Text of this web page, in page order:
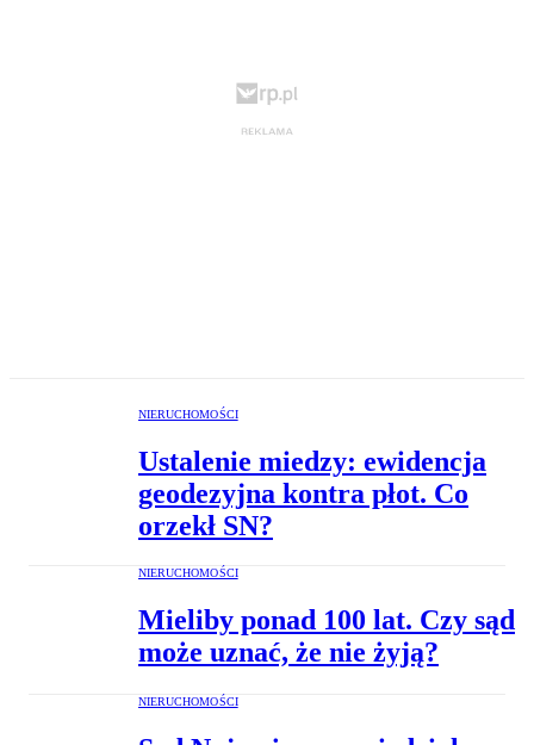
NIERUCHOMOŚCI
Ustalenie miedzy: ewidencja
geodezyjna kontra płot. Co
orzekł SN?
NIERUCHOMOŚCI
Mieliby ponad 100 lat. Czy sąd
może uznać, że nie żyją?
NIERUCHOMOŚCI